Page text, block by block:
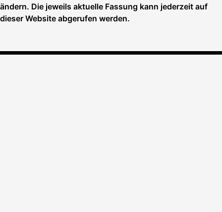
ändern. Die jeweils aktuelle Fassung kann jederzeit auf
dieser Website abgerufen werden.